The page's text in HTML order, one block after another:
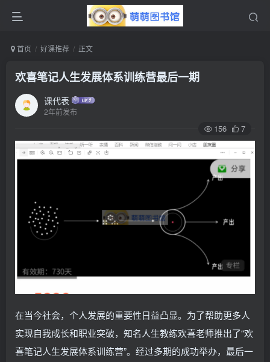
首页 好课推荐 正文
欢喜笔记人生发展体系训练营最后一期
课代表
2年前发布
156 7
在当今社会，个人发展的重要性日益凸显。为了帮助更多人
实现自我成长和职业突破，知名人生教练欢喜老师推出了“欢
喜笔记人生发展体系训练营”。经过多期的成功举办，最后一